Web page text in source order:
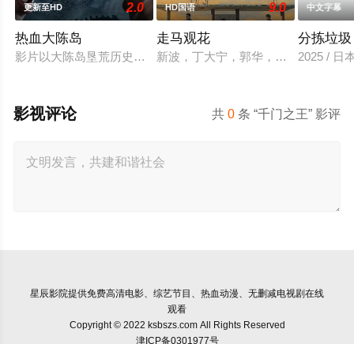
更新至HD 2.0
热血大陈岛
影片以大陈岛垦荒历史为创作底色，在尊重历史真实性的前提
HD国语 9.0
走马观花
新波，丁大宁，郭华，程一木他们毕
中文字幕
分拣垃
2025 / 日
共0 条 “千门之王” 影评
影视评论
星辰影院提供免费高清电影、综艺节目、热血动漫、无删减电视剧在线
观看
Copyright © 2022 ksbszs.com All Rights Reserved
津ICP备0301977号